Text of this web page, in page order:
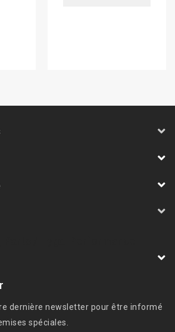
dernière newsletter pour être informé
spéciales.